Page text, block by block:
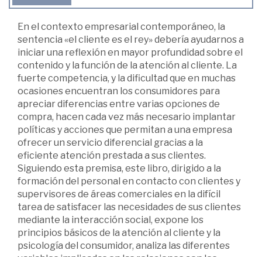
En el contexto empresarial contemporáneo, la
sentencia «el cliente es el rey» debería ayudarnos a
iniciar una reflexión en mayor profundidad sobre el
contenido y la función de la atención al cliente. La
fuerte competencia, y la dificultad que en muchas
ocasiones encuentran los consumidores para
apreciar diferencias entre varias opciones de
compra, hacen cada vez más necesario implantar
políticas y acciones que permitan a una empresa
ofrecer un servicio diferencial gracias a la
eficiente atención prestada a sus clientes.
Siguiendo esta premisa, este libro, dirigido a la
formación del personal en contacto con clientes y
supervisores de áreas comerciales en la difícil
tarea de satisfacer las necesidades de sus clientes
mediante la interacción social, expone los
principios básicos de la atención al cliente y la
psicología del consumidor, analiza las diferentes